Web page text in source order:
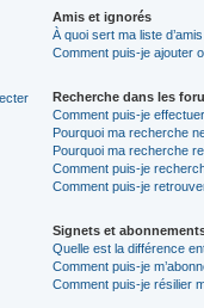
Amis et ignorés
À quoi sert ma liste
Comment puis-je ajouter
Recherche dans les
Comment puis-je
Pourquoi ma recherche
Pourquoi ma recherche
Comment puis-je
Comment puis-je
Signets et
Quelle est la différence
Comment puis-je
Comment puis-je résilier